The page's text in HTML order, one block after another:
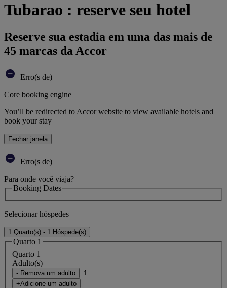
Tubarao : reserve seu hotel
Reserve sua estadia em uma das mais de
45 marcas da Accor
Erro(s de)
Core booking engine
You’ll be redirected to Accor website to view available hotels and
book your stay
Fechar janela
Erro(s de)
Para onde você viaja?
Booking Dates
Selecionar hóspedes
1 Quarto(s) - 1 Hóspede(s)
Quarto 1
Quarto 1
Adulto(s)
- Remova um adulto
+Adicione um adulto